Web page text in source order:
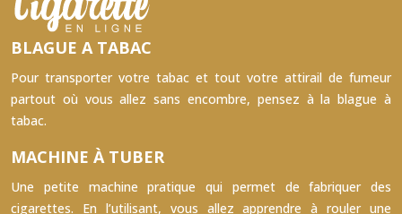
BLAGUE A TABAC
Pour transporter votre tabac et tout votre attirail de fumeur
partout où vous allez sans encombre, pensez à la blague à
tabac.
MACHINE À TUBER
Une petite machine pratique qui permet de fabriquer des
cigarettes. En l’utilisant, vous allez apprendre à rouler une